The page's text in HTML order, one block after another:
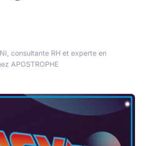
consultante RH et experte en
APOSTROPHE